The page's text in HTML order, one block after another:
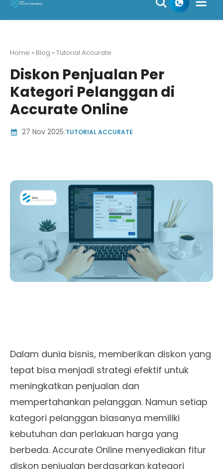
Skip
Home » Blog » Tutorial Accurate
Diskon Penjualan Per
Kategori Pelanggan di
Accurate Online
27 Nov 2025|TUTORIAL ACCURATE
Dalam dunia bisnis, memberikan diskon yang
tepat bisa menjadi strategi efektif untuk
meningkatkan penjualan dan
mempertahankan pelanggan. Namun setiap
kategori pelanggan biasanya memiliki
kebutuhan dan perlakuan harga yang
berbeda. Accurate Online menyediakan fitur
diskon penjualan berdasarkan kategori